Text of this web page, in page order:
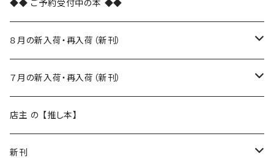
◆◆ ご予約受付中の本 ◆◆
８月の新入荷・再入荷（新刊）
新入荷
再入荷
７月の新入荷・再入荷（新刊）
新入荷
再入荷
店主 の 【推し本】
新刊